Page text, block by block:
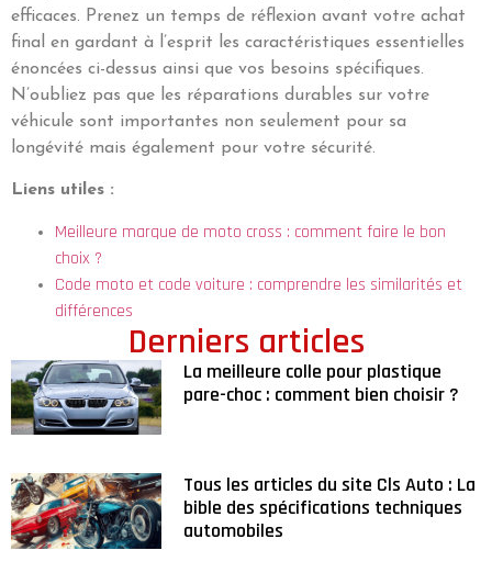
Derniers articles
La meilleure colle pour plastique
pare-choc : comment bien choisir ?
Tous les articles du site Cls Auto : La
bible des spécifications techniques
automobiles
efficaces. Prenez un temps de réflexion avant votre achat
final en gardant à l’esprit les caractéristiques essentielles
énoncées ci-dessus ainsi que vos besoins spécifiques.
N’oubliez pas que les réparations durables sur votre
véhicule sont importantes non seulement pour sa
longévité mais également pour votre sécurité.
Liens utiles :
Meilleure marque de moto cross : comment faire le bon
choix ?
Code moto et code voiture : comprendre les similarités et
différences